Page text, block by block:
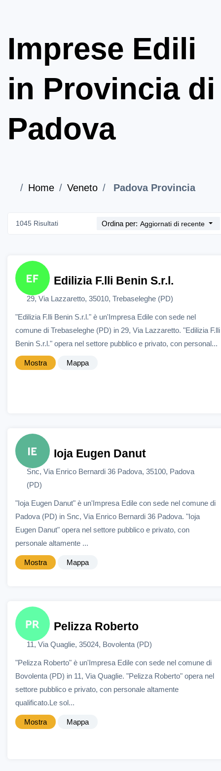
Imprese Edili
in Provincia di
Padova
Home Veneto Padova Provincia
1045 Risultati Ordina per: Aggiornati di recente
Edilizia F.lli Benin S.r.l.
29, Via Lazzaretto, 35010, Trebaseleghe (PD)
"Edilizia F.lli Benin S.r.l." è un'Impresa Edile con sede nel
comune di Trebaseleghe (PD) in 29, Via Lazzaretto. "Edilizia F.lli
Benin S.r.l." opera nel settore pubblico e privato, con personal...
Mostra Mappa
Ioja Eugen Danut
Snc, Via Enrico Bernardi 36 Padova, 35100, Padova
(PD)
"Ioja Eugen Danut" è un'Impresa Edile con sede nel comune di
Padova (PD) in Snc, Via Enrico Bernardi 36 Padova. "Ioja
Eugen Danut" opera nel settore pubblico e privato, con
personale altamente ...
Mostra Mappa
Pelizza Roberto
11, Via Quaglie, 35024, Bovolenta (PD)
"Pelizza Roberto" è un'Impresa Edile con sede nel comune di
Bovolenta (PD) in 11, Via Quaglie. "Pelizza Roberto" opera nel
settore pubblico e privato, con personale altamente
qualificato.Le sol...
Mostra Mappa